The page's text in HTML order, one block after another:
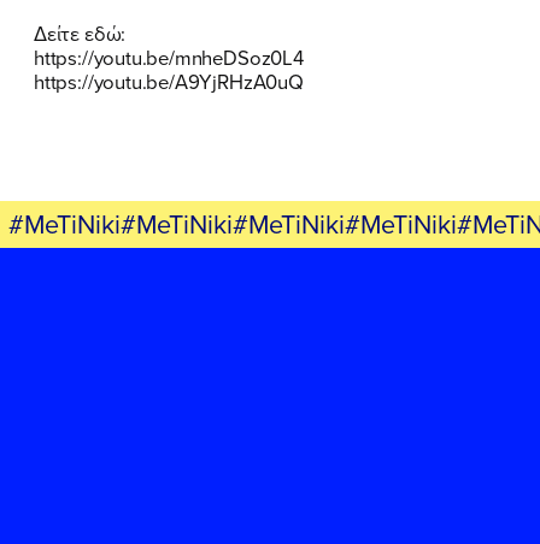
Δείτε εδώ:
https://youtu.be/mnheDSoz0L4
https://youtu.be/A9YjRHzA0uQ